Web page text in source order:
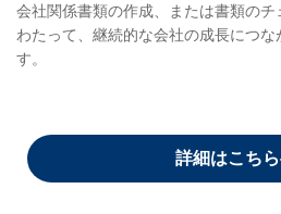
会社関係書類の作成、または書類の
わたって、継続的な会社の成長につ
す。
詳細はこち